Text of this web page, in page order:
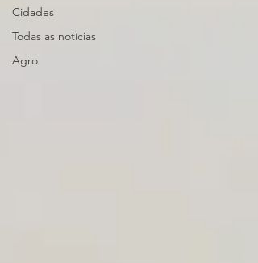
Cidades
Todas as notícias
Agro